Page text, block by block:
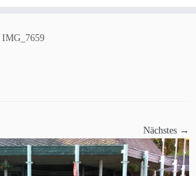
IMG_7659
Nächstes →